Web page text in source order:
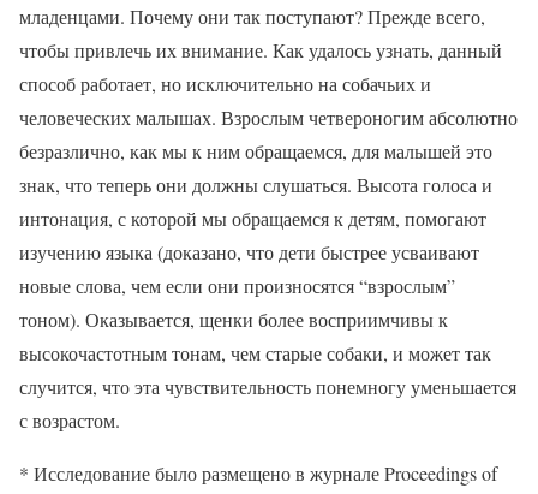
младенцами. Почему они так поступают? Прежде всего,
чтобы привлечь их внимание. Как удалось узнать, данный
способ работает, но исключительно на собачьих и
человеческих малышах. Взрослым четвероногим абсолютно
безразлично, как мы к ним обращаемся, для малышей это
знак, что теперь они должны слушаться. Высота голоса и
интонация, с которой мы обращаемся к детям, помогают
изучению языка (доказано, что дети быстрее усваивают
новые слова, чем если они произносятся “взрослым”
тоном). Оказывается, щенки более восприимчивы к
высокочастотным тонам, чем старые собаки, и может так
случится, что эта чувствительность понемногу уменьшается
с возрастом.
* Исследование было размещено в журнале Proceedings of